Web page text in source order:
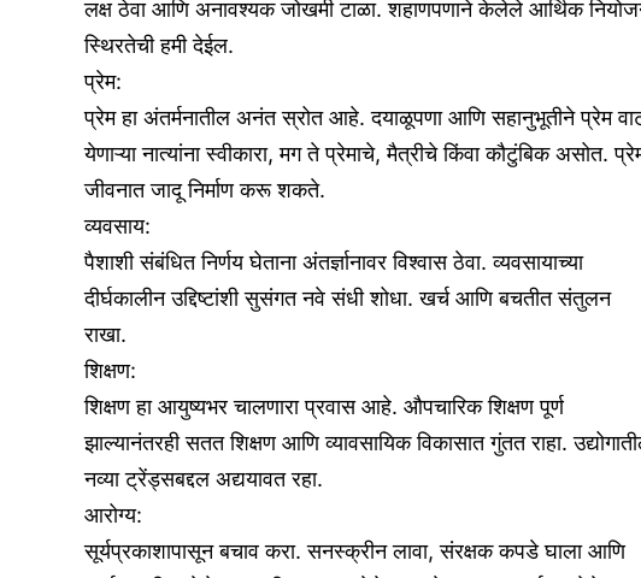
लक्ष ठेवा आणि अनावश्यक जोखमी टाळा. शहाणपणाने केलेले आर्थिक
स्थिरतेची हमी देईल.
प्रेम:
प्रेम हा अंतर्मनातील अनंत स्रोत आहे. दयाळूपणा आणि सहानुभूतीने प्रेम
येणाऱ्या नात्यांना स्वीकारा, मग ते प्रेमाचे, मैत्रीचे किंवा कौटुंबिक असोत.
जीवनात जादू निर्माण करू शकते.
व्यवसाय:
पैशाशी संबंधित निर्णय घेताना अंतर्ज्ञानावर विश्वास ठेवा. व्यवसायाच्या
दीर्घकालीन उद्दिष्टांशी सुसंगत नवे संधी शोधा. खर्च आणि बचतीत संतुलन
राखा.
शिक्षण:
शिक्षण हा आयुष्यभर चालणारा प्रवास आहे. औपचारिक शिक्षण पूर्ण
झाल्यानंतरही सतत शिक्षण आणि व्यावसायिक विकासात गुंतत राहा.
नव्या ट्रेंड्सबद्दल अद्ययावत रहा.
आरोग्य:
सूर्यप्रकाशापासून बचाव करा. सनस्क्रीन लावा, संरक्षक कपडे घाला आणि